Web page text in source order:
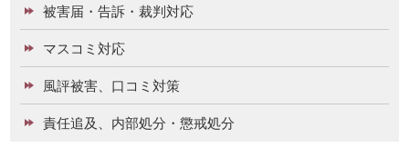
被害届・告訴・裁判対応
マスコミ対応
風評被害、口コミ対策
責任追及、内部処分・懲戒処分